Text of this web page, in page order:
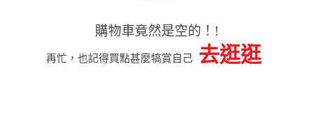
購物車竟然是空的！!
再忙，也記得買點甚麼犒賞自己 去逛逛